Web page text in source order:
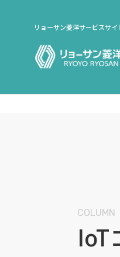
リョーサン菱洋サービスサイ
COLUMN
IoT